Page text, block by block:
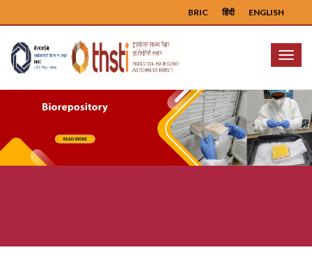
ENGLISH
हिंदी
BRIC
Menu